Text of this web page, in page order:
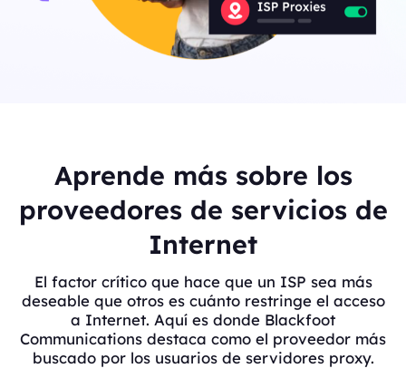
Aprende más sobre los
proveedores de servicios de
Internet
El factor crítico que hace que un ISP sea más
deseable que otros es cuánto restringe el acceso
a Internet. Aquí es donde Blackfoot
Communications destaca como el proveedor más
buscado por los usuarios de servidores proxy.